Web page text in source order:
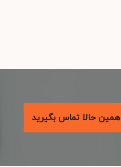
همین حالا تماس بگیرید